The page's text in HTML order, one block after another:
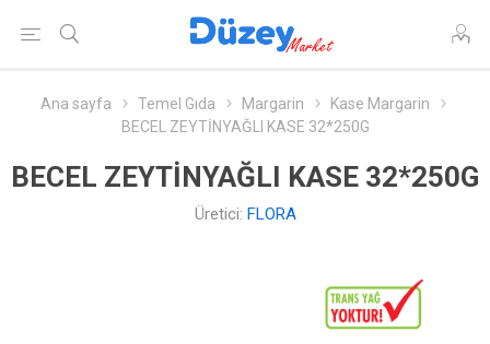
Ana sayfa Temel Gıda Margarin
Kase Margarin
BECEL ZEYTİNYAĞLI KASE 32*250G
BECEL ZEYTİNYAĞLI KASE 32*250G
Üretici: FLORA